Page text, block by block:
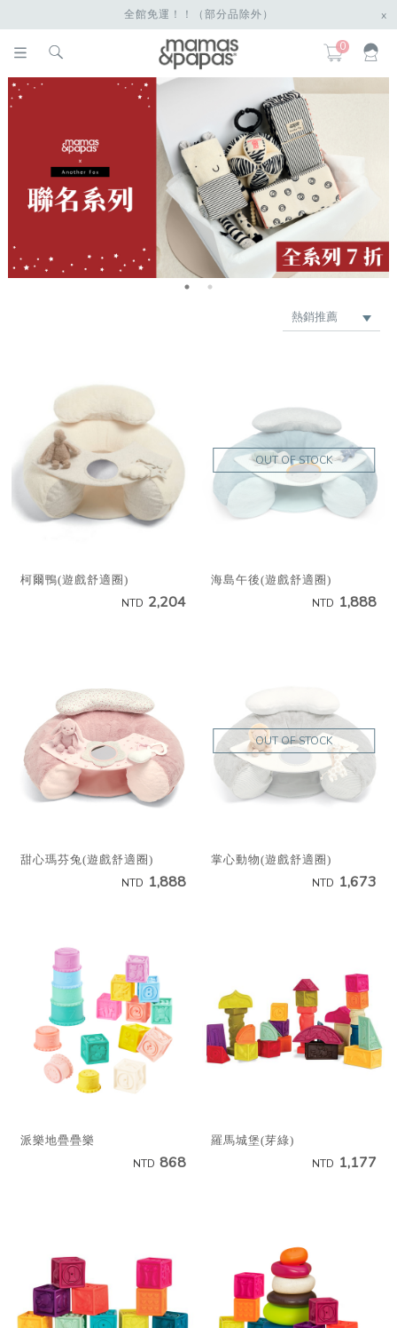
全館免運！！（部分品除外） x
0
最新上架
熱銷推薦
品牌
價格低 → 高
價格高 → 低
柯爾鴨(遊戲舒適圈)
NTD 2,204
OUT OF STOCK
海島午後(遊戲舒適圈)
NTD 1,888
甜心瑪芬兔(遊戲舒適圈)
NTD 1,888
OUT OF STOCK
掌心動物(遊戲舒適圈)
NTD 1,673
派樂地疊疊樂
NTD 868
羅馬城堡(芽綠)
NTD 1,177